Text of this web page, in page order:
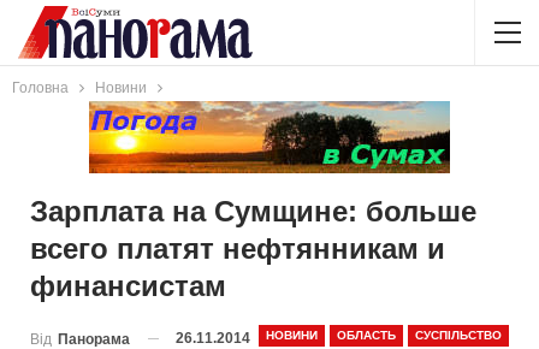
Головна Новини
Зарплата на Сумщине: больше
всего платят нефтянникам и
финансистам
НОВИНИ ОБЛАСТЬ СУСПІЛЬСТВО
Від Панорама 26.11.2014